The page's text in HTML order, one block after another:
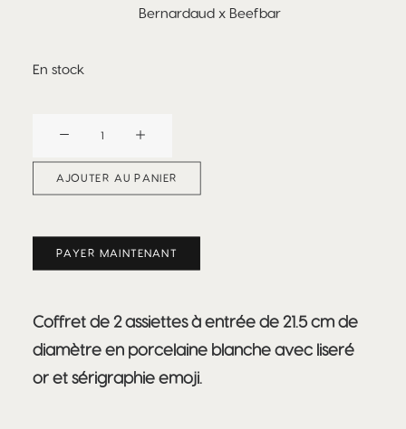
Bernardaud x Beefbar
En stock
BEEFBAR
DUBAÏ
AJOUTER AU PANIER
PAYER MAINTENANT
Coffret de 2 assiettes à entrée de 21.5 cm de
diamètre en porcelaine blanche avec liseré
or et sérigraphie emoji.